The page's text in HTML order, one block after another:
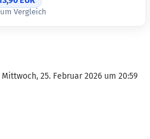
Vergleich
25. Februar 2026 um 20:59